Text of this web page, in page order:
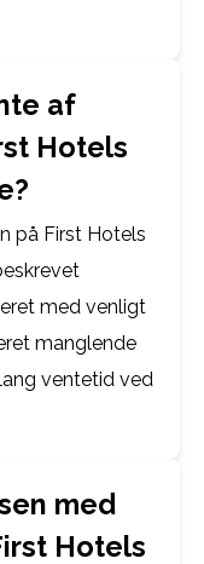
af
Hotels
på First Hotels
med venligt
manglende
ventetid ved
med
Hotels